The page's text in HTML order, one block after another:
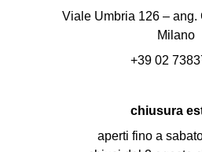
Viale Umbria 126 – ang.
Milano
+39 02
chiusura
aperti fino a